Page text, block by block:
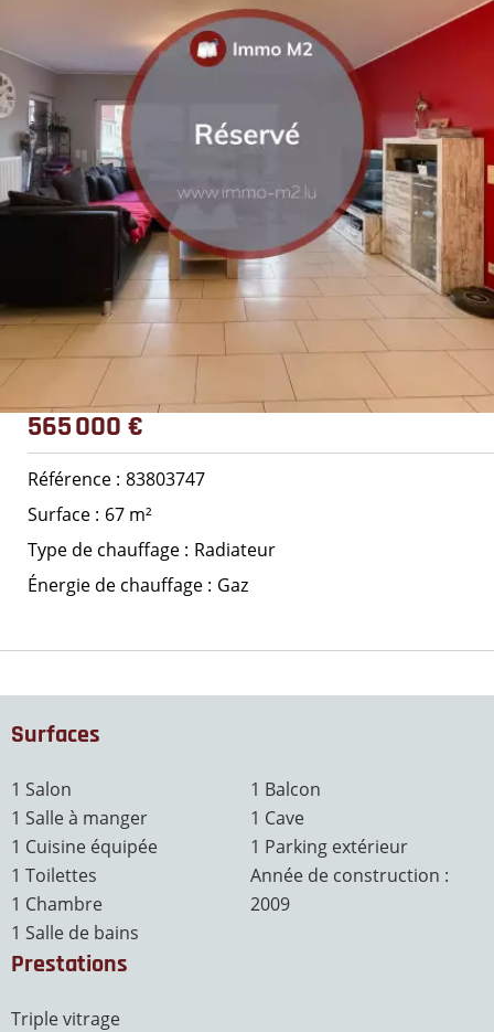
565 000 €
Référence 83803747
Surface
67 m²
Type de chauffage
Radiateur
Énergie de chauffage
Gaz
Surfaces
1 Salon
1 Salle à manger
1 Cuisine équipée
1 Toilettes
1 Chambre
1 Salle de bains
1 Balcon
1 Cave
1 Parking extérieur
Année de construction :
2009
Prestations
Triple vitrage